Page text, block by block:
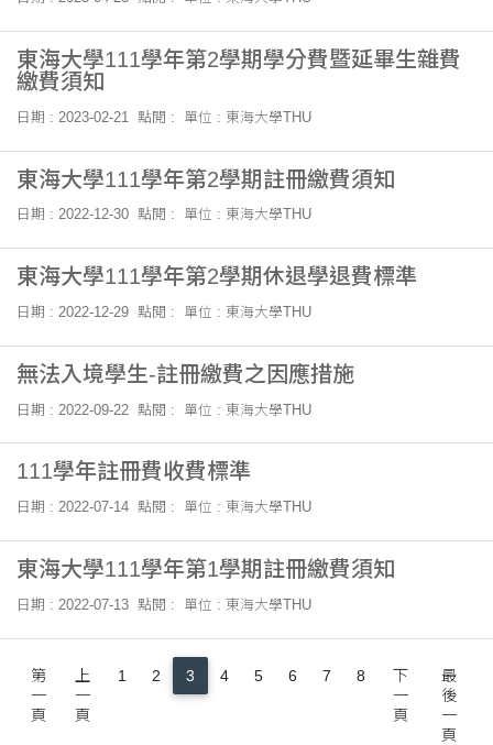
東海大學111學年第2學期學分費暨延畢生雜費
繳費須知
日期 : 2023-02-21 點閱 : 單位 : 東海大學THU
東海大學111學年第2學期註冊繳費須知
日期 : 2022-12-30 點閱 : 單位 : 東海大學THU
東海大學111學年第2學期休退學退費標準
日期 : 2022-12-29 點閱 : 單位 : 東海大學THU
無法入境學生-註冊繳費之因應措施
日期 : 2022-09-22 點閱 : 單位 : 東海大學THU
111學年註冊費收費標準
日期 : 2022-07-14 點閱 : 單位 : 東海大學THU
東海大學111學年第1學期註冊繳費須知
日期 : 2022-07-13 點閱 : 單位 : 東海大學THU
第
一
頁
上
一
頁
1 2 3 4 5 6 7 8
下
一
頁
最
後
一
頁